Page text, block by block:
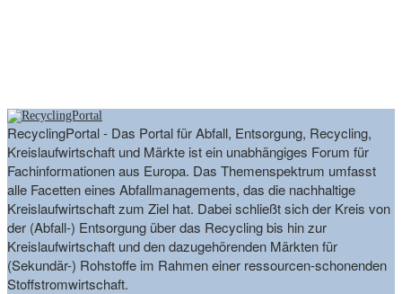
RecyclingPortal - Das Portal für Abfall, Entsorgung, Recycling,
Kreislaufwirtschaft und Märkte ist ein unabhängiges Forum für
Fachinformationen aus Europa. Das Themenspektrum umfasst
alle Facetten eines Abfallmanagements, das die nachhaltige
Kreislaufwirtschaft zum Ziel hat. Dabei schließt sich der Kreis von
der (Abfall-) Entsorgung über das Recycling bis hin zur
Kreislaufwirtschaft und den dazugehörenden Märkten für
(Sekundär-) Rohstoffe im Rahmen einer ressourcen-schonenden
Stoffstromwirtschaft.